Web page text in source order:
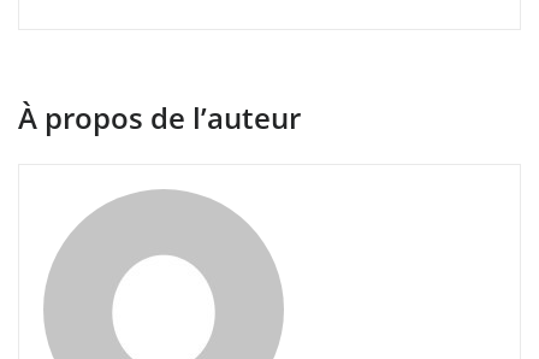
À propos de l’auteur